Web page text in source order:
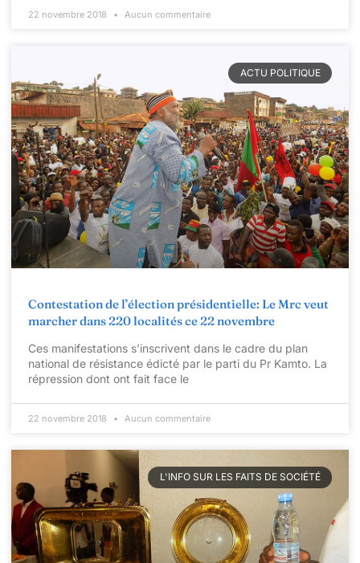
22 novembre 2018 Aucun commentaire
ACTU POLITIQUE
Contestation de l’élection présidentielle: Le Mrc veut
marcher dans 220 localités ce 22 novembre
Ces manifestations s’inscrivent dans le cadre du plan
national de résistance édicté par le parti du Pr Kamto. La
répression dont ont fait face le
22 novembre 2018 Aucun commentaire
L'INFO SUR LES FAITS DE SOCIÉTÉ